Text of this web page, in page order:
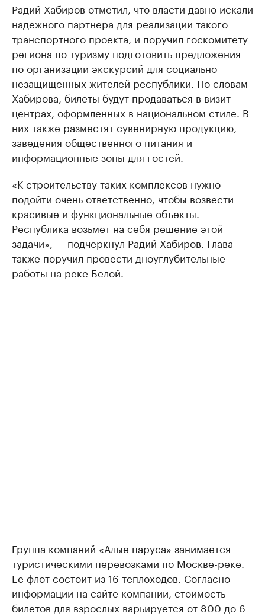
Радий Хабиров отметил, что власти давно искали
надежного партнера для реализации такого
транспортного проекта, и поручил госкомитету
региона по туризму подготовить предложения
по организации экскурсий для социально
незащищенных жителей республики. По словам
Хабирова, билеты будут продаваться в визит-
центрах, оформленных в национальном стиле. В
них также разместят сувенирную продукцию,
заведения общественного питания и
информационные зоны для гостей.
«К строительству таких комплексов нужно
подойти очень ответственно, чтобы возвести
красивые и функциональные объекты.
Республика возьмет на себя решение этой
задачи», — подчеркнул Радий Хабиров. Глава
также поручил провести дноуглубительные
работы на реке Белой.
Группа компаний «Алые паруса» занимается
туристическими перевозками по Москве-реке.
Ее флот состоит из 16 теплоходов. Согласно
информации на сайте компании, стоимость
билетов для взрослых варьируется от 800 до 6